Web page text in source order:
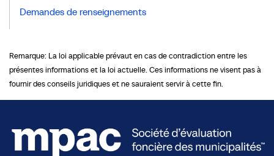
Demandes de renseignements
Remarque: La loi applicable prévaut en cas de contradiction entre les
présentes informations et la loi actuelle. Ces informations ne visent pas à
fournir des conseils juridiques et ne sauraient servir à cette fin.